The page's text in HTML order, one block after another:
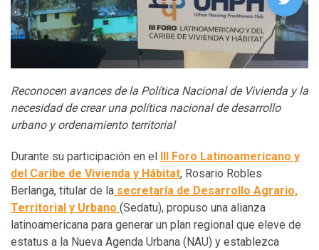
Reconocen avances de la Política Nacional de Vivienda y la
necesidad de crear una política nacional de desarrollo
urbano y ordenamiento territorial
Durante su participación en el
III Foro Latinoamericano y
del Caribe de Vivienda y Hábitat, Rosario Robles
Berlanga, titular de la secretaría de Desarrollo Agrario,
Territorial y Urbano (Sedatu), propuso una alianza
latinoamericana para generar un plan regional que eleve de
estatus a la Nueva Agenda Urbana (NAU) y establezca